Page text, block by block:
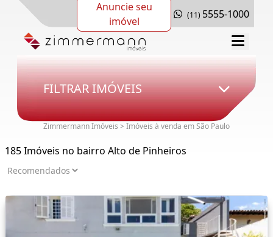
Anuncie seu
imóvel
(11) 5555-1000
FILTRAR IMÓVEIS
Zimmermann Imóveis > Imóveis à venda em São Paulo
185 Imóveis no bairro Alto de Pinheiros